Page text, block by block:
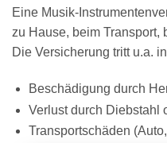
Eine Musik-
zu Hause, beim
Die Versicherung tritt u.a.
Beschädigung durch
Verlust durch Diebstahl
Transportschäden